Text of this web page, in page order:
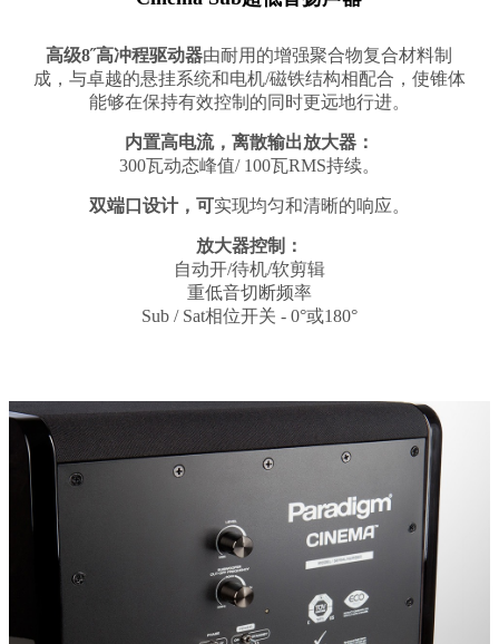
高级8˝高冲程驱动器由耐用的增强聚合物复合材料制
成，与卓越的悬挂系统和电机/磁铁结构相配合，使锥体
能够在保持有效控制的同时更远地行进。
内置高电流，离散输出放大器：
300瓦动态峰值/ 100瓦RMS持续。
双端口设计，可实现均匀和清晰的响应。
放大器控制：
自动开/待机/软剪辑
重低音切断频率
Sub / Sat相位开关 - 0°或180°